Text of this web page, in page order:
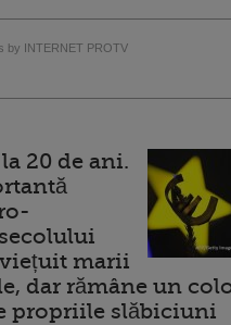
by INTERNET PROTV
20 de ani.
marii
dar rămâne un
propriile slăbiciuni